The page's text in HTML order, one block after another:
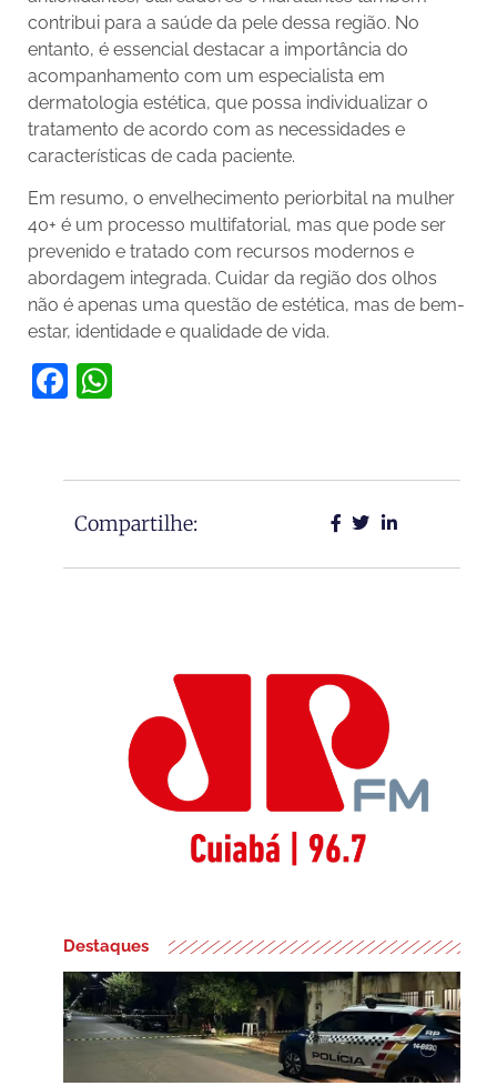
contribui para a saúde da pele dessa região. No
entanto, é essencial destacar a importância do
acompanhamento com um especialista em
dermatologia estética, que possa individualizar o
tratamento de acordo com as necessidades e
características de cada paciente.
Em resumo, o envelhecimento periorbital na mulher
40+ é um processo multifatorial, mas que pode ser
prevenido e tratado com recursos modernos e
abordagem integrada. Cuidar da região dos olhos
não é apenas uma questão de estética, mas de bem-
estar, identidade e qualidade de vida.
Facebook
Compartilhe:
Destaques